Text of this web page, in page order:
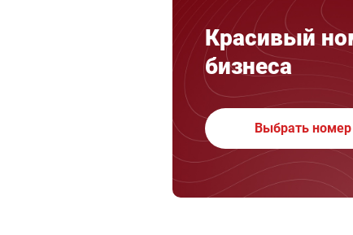
Красивый
бизнеса
Выбрать номер